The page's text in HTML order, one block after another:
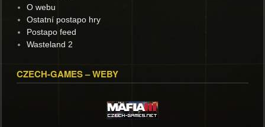
O webu
Ostatní postapo hry
Postapo feed
Wasteland 2
CZECH-GAMES – WEBY